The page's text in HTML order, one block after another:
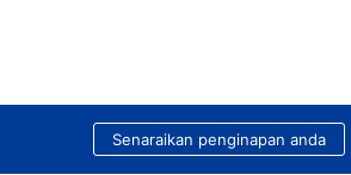
Senaraikan penginapan anda